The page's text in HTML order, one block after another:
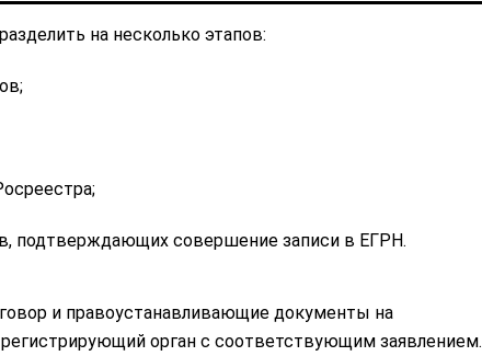
на несколько этапов:
подтверждающих совершение записи в ЕГРН.
и правоустанавливающие документы на
орган с соответствующим заявлением.